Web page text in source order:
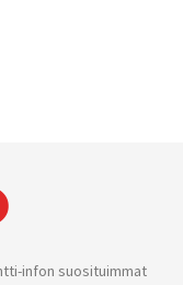
infon suosituimmat